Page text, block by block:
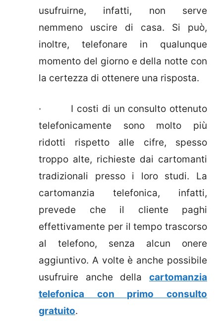
usufruirne, infatti, non serve
nemmeno uscire di casa. Si può,
inoltre, telefonare in qualunque
momento del giorno e della notte con
la certezza di ottenere una risposta.
· I costi di un consulto ottenuto
telefonicamente sono molto più
ridotti rispetto alle cifre, spesso
troppo alte, richieste dai cartomanti
tradizionali presso i loro studi. La
cartomanzia telefonica, infatti,
prevede che il cliente paghi
effettivamente per il tempo trascorso
al telefono, senza alcun onere
aggiuntivo. A volte è anche possibile
usufruire anche della cartomanzia
telefonica con primo consulto
gratuito.